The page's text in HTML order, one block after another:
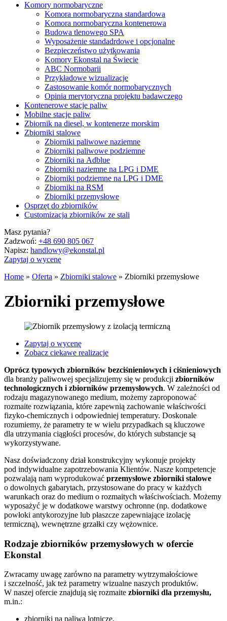
Komory normobaryczne
Komora normobaryczna standardowa
Komora normobaryczna kontenerowa
Budowa tlenowego SPA
Wyposażenie standadrdowe i opcjonalne
Bezpieczeństwo użytkowania
Komory Ekonstal na Świecie
ABC Normobarii
Przykładowe wizualizacje
Zastosowanie komór normobarycznych
Opinia merytoryczna projektu badawczego
Kontenerowe stacje paliw
Mobilne stacje paliw
Zbiornik na diesel, w kontenerze morskim
Zbiorniki stalowe
Zbiorniki paliwowe naziemne
Zbiorniki paliwowe podziemne
Zbiorniki na Adblue
Zbiorniki naziemne na LPG i DME
Zbiorniki podziemne na LPG i DME
Zbiorniki na RSM
Zbiorniki przemysłowe
Osprzęt do zbiorników
Customizacja zbiorników ze stali
Masz pytania?
Zadzwoń: +48 690 805 067
Napisz: handlowy@ekonstal.pl
Zapytaj o wycenę
Home » Oferta » Zbiorniki stalowe » Zbiorniki przemysłowe
Zbiorniki przemysłowe
Zapytaj o wycenę
Zobacz ciekawe realizacje
Oprócz typowych zbiorników bezciśnieniowych i ciśnieniowych
dla branży paliwowej specjalizujemy się w produkcji zbiorników
technologicznych i zbiorników przemysłowych. W zależności od
rodzaju magazynowanego medium, możemy zaproponować
rozmaite rozwiązania, które zapewnią zachowanie właściwości
fizyko-chemicznych i odpowiedniej temperatury. Doskonale
rozumiemy, że parametry te w wielu przypadkach są kluczowe
dla utrzymania ciągłości procesów, do których substancje są
wykorzystywane.
Nasz doświadczony dział konstrukcyjny wykonuje projekty
pod indywidualne zapotrzebowania Klientów. Nasze kompetencje
pozwalają nam wyprodukować przemysłowe zbiorniki stalowe
o dowolnych gabarytach, przystosowane do pracy w każdych
warunkach oraz do medium o rozmaitych właściwościach. Możemy
wyposażyć je w dodatkowe warstwy ochronne (np. dodatkowe
powłoki antykorozyjne lub płaszcze zapewniające izolację
termiczną), wewnętrzne grzałki czy wężownice.
Rodzaje zbiorników przemysłowych w ofercie
Ekonstal
Zwracamy uwagę zarówno na parametry wytrzymałościowe
i szczelność, jak też parametry wizualne naszych produktów.
W naszej ofercie znajdują się rozmaite zbiorniki dla przemysłu,
m.in.:
zbiorniki na paliwa lotnicze,